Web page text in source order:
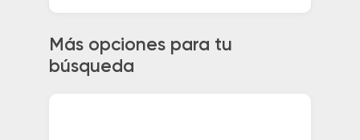
Más opciones para tu
búsqueda